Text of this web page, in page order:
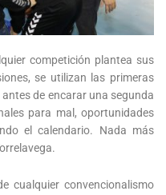
competición plantea sus
se utilizan las primeras
de encarar una segunda
para mal, oportunidades
el calendario. Nada más
cualquier convencionalismo